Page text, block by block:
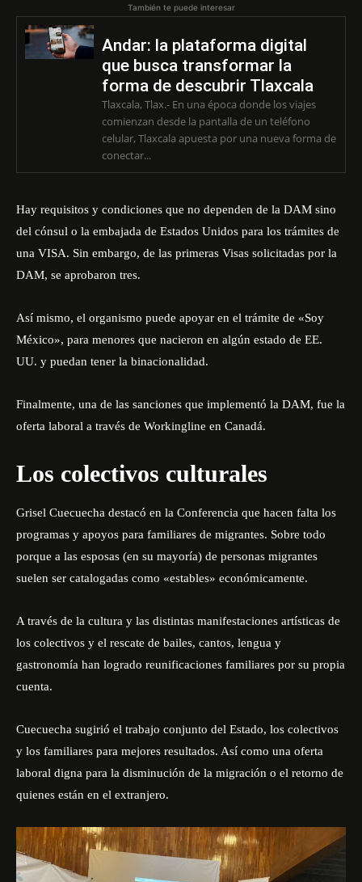
También te puede interesar
Andar: la plataforma digital
que busca transformar la
forma de descubrir Tlaxcala
Tlaxcala, Tlax.- En una época donde los viajes
comienzan desde la pantalla de un teléfono
celular, Tlaxcala apuesta por una nueva forma de
conectar...
Hay requisitos y condiciones que no dependen de la DAM sino
del cónsul o la embajada de Estados Unidos para los trámites de
una VISA. Sin embargo, de las primeras Visas solicitadas por la
DAM, se aprobaron tres.
Así mismo, el organismo puede apoyar en el trámite de «Soy
México», para menores que nacieron en algún estado de EE.
UU. y puedan tener la binacionalidad.
Finalmente, una de las sanciones que implementó la DAM, fue la
oferta laboral a través de Workingline en Canadá.
Los colectivos culturales
Grisel Cuecuecha destacó en la Conferencia que hacen falta los
programas y apoyos para familiares de migrantes. Sobre todo
porque a las esposas (en su mayoría) de personas migrantes
suelen ser catalogadas como «estables» económicamente.
A través de la cultura y las distintas manifestaciones artísticas de
los colectivos y el rescate de bailes, cantos, lengua y
gastronomía han logrado reunificaciones familiares por su propia
cuenta.
Cuecuecha sugirió el trabajo conjunto del Estado, los colectivos
y los familiares para mejores resultados. Así como una oferta
laboral digna para la disminución de la migración o el retorno de
quienes están en el extranjero.